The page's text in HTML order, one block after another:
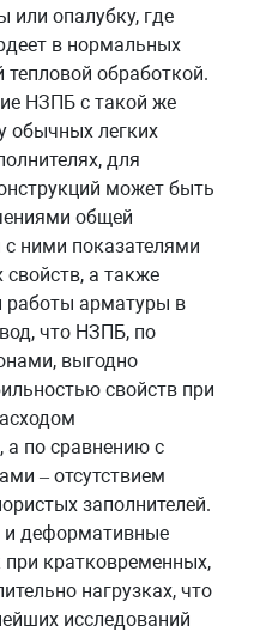
или опалубку, где
в нормальных
обработкой.
НЗПБ с такой же
обычных легких
для
может быть
общей
ними показателями
а также
работы арматуры в
что НЗПБ, по
выгодно
свойств при
а по сравнению с
– отсутствием
заполнителей.
и деформативные
кратковременных,
нагрузках, что
исследований